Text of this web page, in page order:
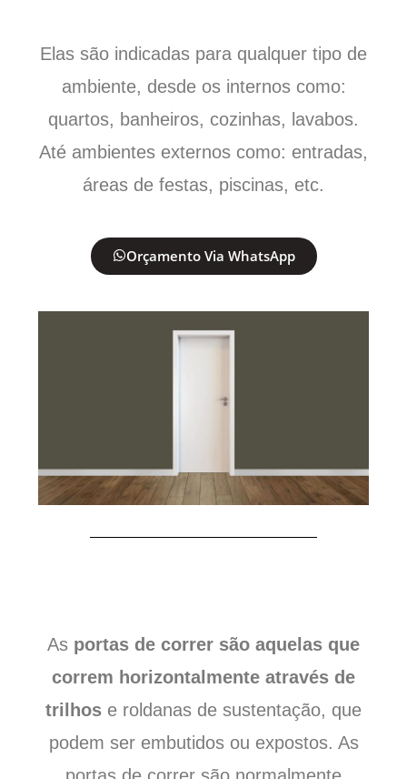
Elas são indicadas para qualquer tipo de
ambiente, desde os internos como:
quartos, banheiros, cozinhas, lavabos.
Até ambientes externos como: entradas,
áreas de festas, piscinas, etc.
Orçamento Via WhatsApp
As portas de correr são aquelas que
correm horizontalmente através de
trilhos e roldanas de sustentação, que
podem ser embutidos ou expostos. As